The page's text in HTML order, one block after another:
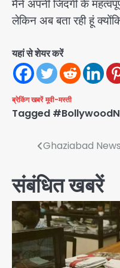
मैंने अपनी जिंदगी के
लेकिन अब बता रही हूं
यहां से शेयर करें
ब्रेकिंग खबरें मूवी-मस्ती
Tagged
Post
navigation
Ghaziabad News:
संबंधित खबरें